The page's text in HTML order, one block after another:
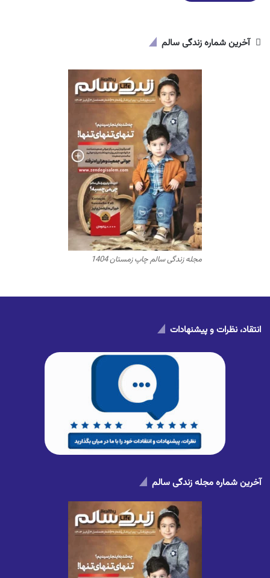
آخرین شماره زندگی سالم
مجله زندگی سالم چاپ زمستان 1404
انتقاد، نظرات و پیشنهادات
آخرین شماره مجله زندگی سالم